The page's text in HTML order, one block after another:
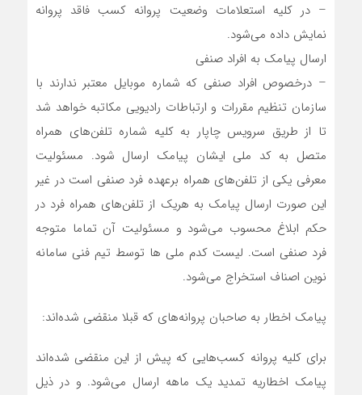
– در کلیه استعلامات وضعیت پروانه کسب فاقد پروانه
نمایش داده می‌شود.
ارسال پیامک به افراد صنفی
– درخصوص افراد صنفی که شماره موبایل معتبر ندارند با
سازمان تنظیم مقررات و ارتباطات رادیویی مکاتبه خواهد شد
تا از طریق سرویس چاپار به کلیه شماره تلفن‌های همراه
متصل به کد ملی ایشان پیامک ارسال شود. مسئولیت
معرفی یکی از تلفن‌های همراه برعهده فرد صنفی است در غیر
این صورت ارسال پیامک به هریک از تلفن‌های همراه فرد در
حکم ابلاغ محسوب می‌شود و مسئولیت آن تماما متوجه
فرد صنفی است. لیست کدم ملی ها توسط تیم فنی سامانه
نوین اصناف استخراج می‌شود.
پیامک اخطار به صاحبان پروانه‌های که قبلا منقضی شده‌اند:
برای کلیه پروانه کسب‌هایی که پیش از این منقضی شده‌اند
پیامک اخطاریه تمدید یک ماهه ارسال می‌شود. و در ذیل